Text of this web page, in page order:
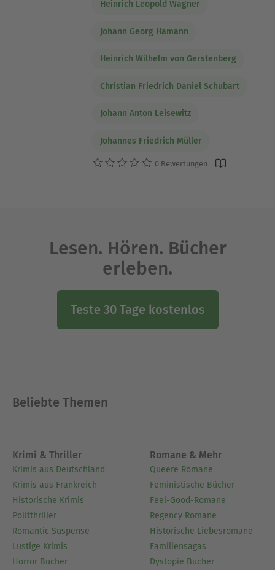
Heinrich Leopold Wagner
Johann Georg Hamann
Heinrich Wilhelm von Gerstenberg
Christian Friedrich Daniel Schubart
Johann Anton Leisewitz
Johannes Friedrich Müller
0 Bewertungen
Lesen. Hören. Bücher
erleben.
Teste 30 Tage kostenlos
Beliebte Themen
Krimi & Thriller
Krimis aus Deutschland
Krimis aus Frankreich
Historische Krimis
Politthriller
Romantic Suspense
Lustige Krimis
Horror Bücher
Romane & Mehr
Queere Romane
Feministische Bücher
Feel-Good-Romane
Regency Romane
Historische Liebesromane
Familiensagas
Dystopie Bücher